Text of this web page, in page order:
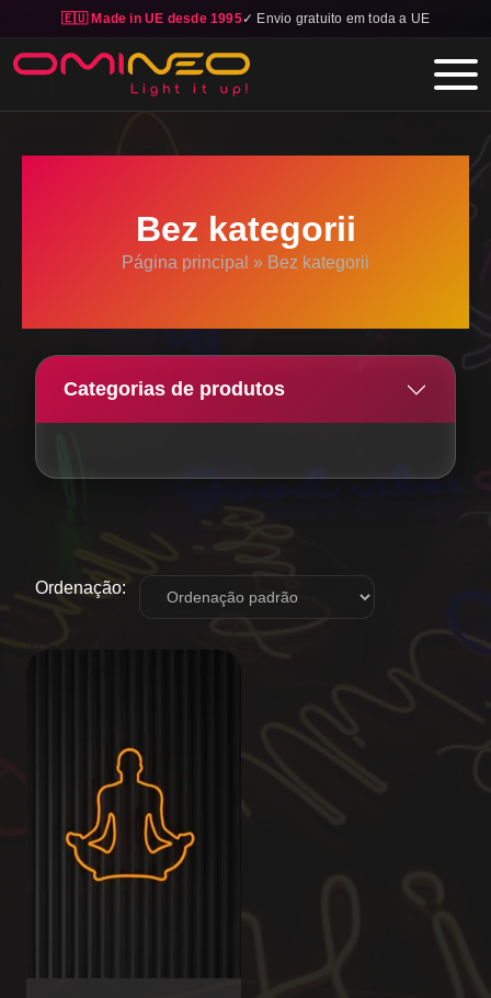
🇪🇺 Made in UE desde 1995✓ Envio gratuito em toda a UE
Skip to main content
Bez kategorii
Página principal » Bez kategorii
Categorias de produtos
Ordenação: